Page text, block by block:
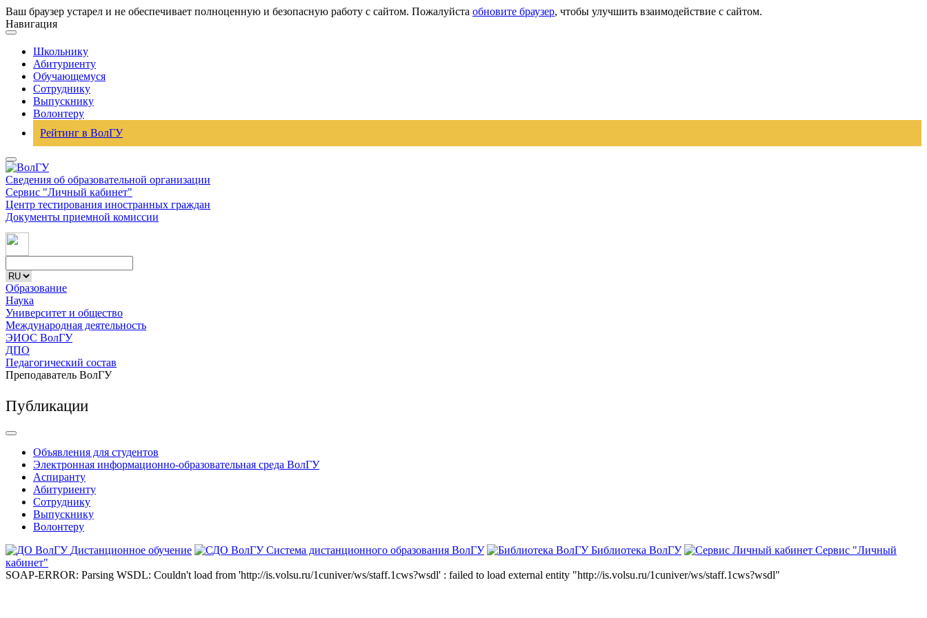
Ваш браузер устарел и не обеспечивает полноценную и безопасную работу с сайтом. Пожалуйста обновите браузер, чтобы улучшить взаимодействие с сайтом.
Навигация
Школьнику
Абитуриенту
Обучающемуся
Сотруднику
Выпускнику
Волонтеру
Рейтинг в ВолГУ
Сведения об образовательной организации
Сервис "Личный кабинет"
Центр тестирования иностранных граждан
Документы приемной комиссии
Образование
Наука
Университет и общество
Международная деятельность
ЭИОС ВолГУ
ДПО
Педагогический состав
Преподаватель ВолГУ
Публикации
Объявления для студентов
Электронная информационно-образовательная среда ВолГУ
Аспиранту
Абитуриенту
Сотруднику
Выпускнику
Волонтеру
Дистанционное обучение
Система дистанционного образования ВолГУ Библиотека ВолГУ
Сервис "Личный
кабинет"
SOAP-ERROR: Parsing WSDL: Couldn't load from 'http://is.volsu.ru/1cuniver/ws/staff.1cws?wsdl' : failed to load external entity "http://is.volsu.ru/1cuniver/ws/staff.1cws?wsdl"